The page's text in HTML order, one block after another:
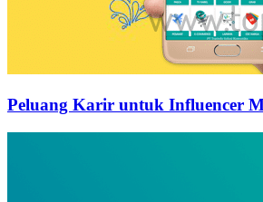
Peluang Karir untuk Influencer